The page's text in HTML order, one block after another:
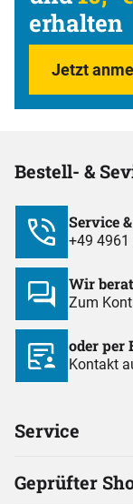
erhalten
Jetzt
Bestell- &
Service
+49
Wir
Zum
oder per
Kontakt
Service
Geprüfter